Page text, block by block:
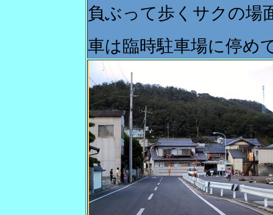
負ぶって歩くサクの場
車は臨時駐車場に停め